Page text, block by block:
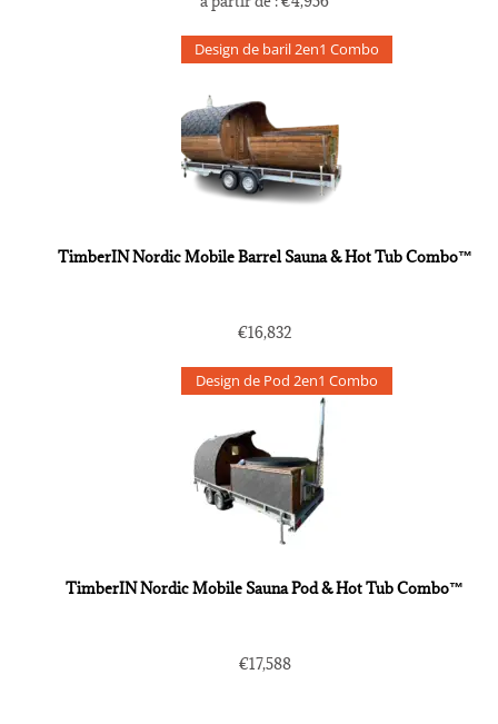
Design de baril 2en1 Combo
TimberIN Nordic Mobile Barrel Sauna & Hot Tub Combo™
€16,832
Design de Pod 2en1 Combo
TimberIN Nordic Mobile Sauna Pod & Hot Tub Combo™
€17,588